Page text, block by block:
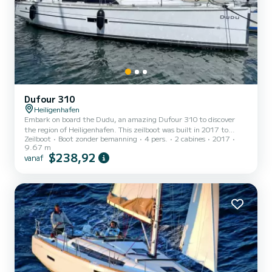
Dufour 310
Heiligenhafen
Embark on board the Dudu, an amazing Dufour 310 to discover
the region of Heiligenhafen. This zeilboot was built in 2017 to
ensure complete comfort and performance at sea. You are going to
have an exceptional cruise on this zeilboot of 10 meters. You will be
able to accommodate up to 4 passengers when cruising and take
Zeilboot Boot zonder bemanning 4 pers. 2 cabines
2017
9.67 m
vanaf $238,92